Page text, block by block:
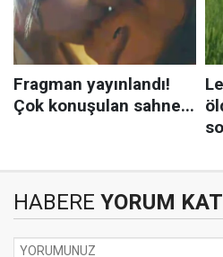
HABERE YORUM KAT